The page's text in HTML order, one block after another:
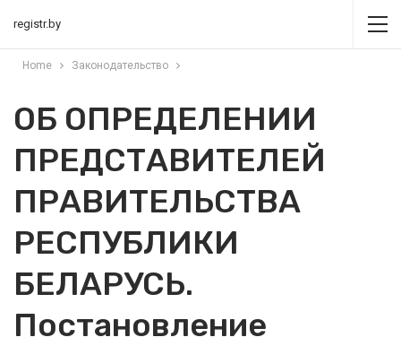
registr.by
Home Законодательство
ОБ ОПРЕДЕЛЕНИИ
ПРЕДСТАВИТЕЛЕЙ
ПРАВИТЕЛЬСТВА
РЕСПУБЛИКИ
БЕЛАРУСЬ.
Постановление